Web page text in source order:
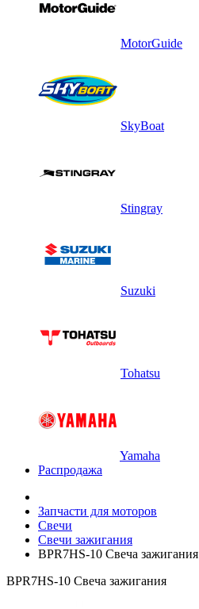
MotorGuide
SkyBoat
Stingray
Suzuki
Tohatsu
Yamaha
Распродажа
Запчасти для моторов
Свечи
Свечи зажигания
BPR7HS-10 Свеча зажигания
BPR7HS-10 Свеча зажигания